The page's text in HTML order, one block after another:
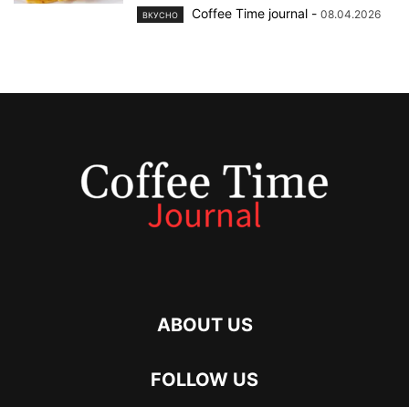
ВКУСНО Coffee Time journal - 08.04.2026
ABOUT US
FOLLOW US